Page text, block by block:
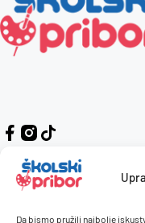
Da bismo pružili najbolje